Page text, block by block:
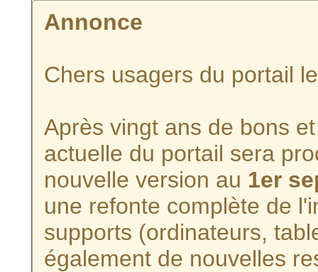
Annonce
Chers usagers du portail
Après vingt ans de bons
actuelle du portail sera
nouvelle version au 1er
une refonte complète de
supports (ordinateurs,
également de nouvelles